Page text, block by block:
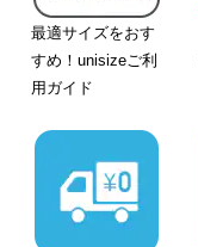
最適サイズをおす
すめ！unisizeご利
用ガイド